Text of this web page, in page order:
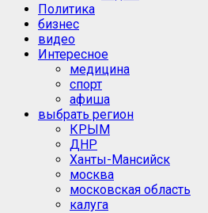
Политика
бизнес
видео
Интересное
медицина
спорт
афиша
выбрать регион
КРЫМ
ДНР
Ханты-Мансийск
москва
московская область
калуга